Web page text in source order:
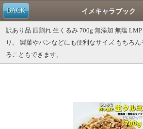
BACK イメキャラブック
訳あり品 四割れ 生くるみ 700g 無添加 無塩
り。 製菓やパンなどにも便利なサイズ もちろ
ることもできます。